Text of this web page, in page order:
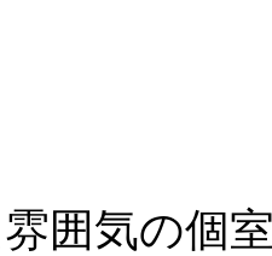
雰囲気の個